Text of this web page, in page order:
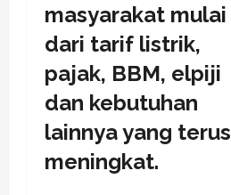
masyarakat mulai
dari tarif listrik,
pajak, BBM, elpiji
dan kebutuhan
lainnya yang terus
meningkat.